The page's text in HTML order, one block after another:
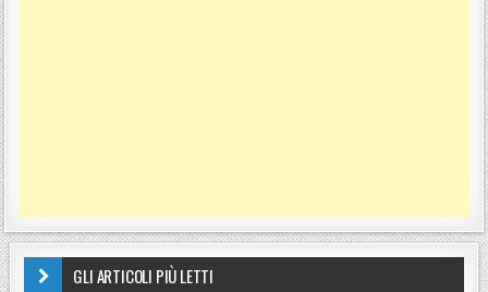
GLI ARTICOLI PIÙ LETTI